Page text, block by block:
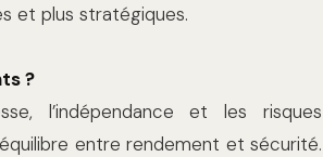
et plus stratégiques.
?
l’indépendance et les risques
entre rendement et sécurité.